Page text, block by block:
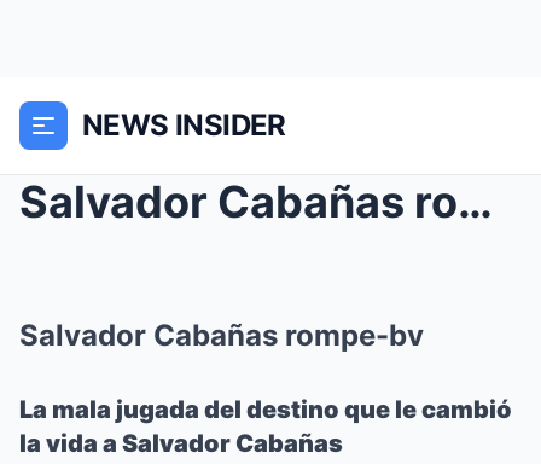
NEWS INSIDER
Salvador Cabañas rompe-bv
Salvador Cabañas rompe-bv
La mala jugada del destino que le cambió
la vida a Salvador Cabañas